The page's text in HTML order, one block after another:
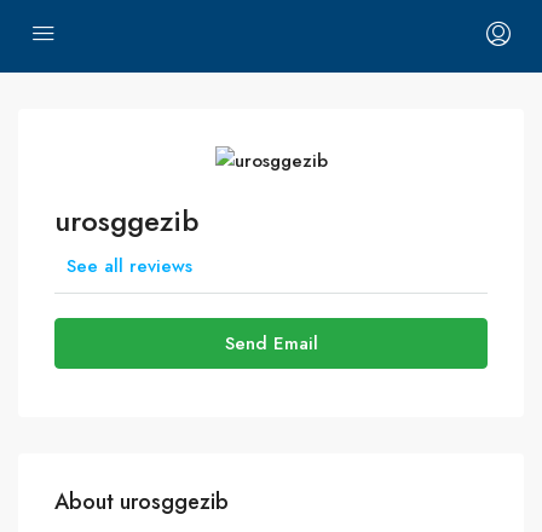
urosggezib
See all reviews
Send Email
About urosggezib